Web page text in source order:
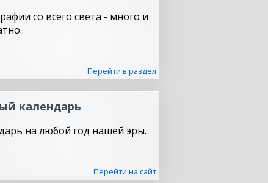
со всего света - много и
Перейти в раздел
календарь
на любой год нашей эры.
Перейти на сайт